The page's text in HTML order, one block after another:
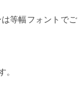
ォントでご
。